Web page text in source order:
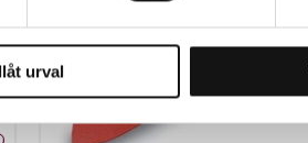
urval